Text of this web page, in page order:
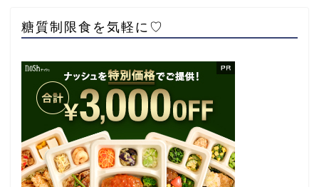
糖質制限食を気軽に♡